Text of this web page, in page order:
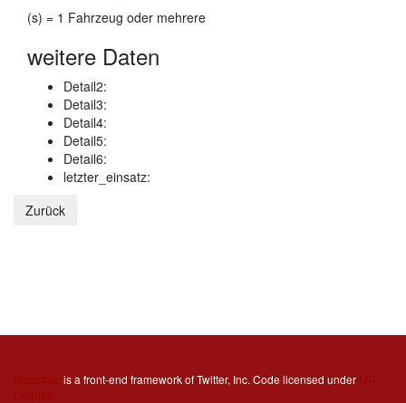
(s) = 1 Fahrzeug oder mehrere
weitere Daten
Detail2:
Detail3:
Detail4:
Detail5:
Detail6:
letzter_einsatz:
is a front-end framework of Twitter, Inc. Code licensed under